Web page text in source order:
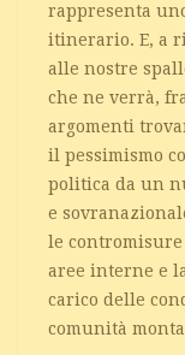
rappresenta
itinerario. E, a
alle nostre
che ne verrà,
argomenti
il pessimismo
politica da un
e
le
aree interne e
carico delle
comunità